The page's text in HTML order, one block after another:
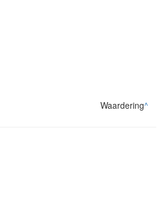
Waardering^